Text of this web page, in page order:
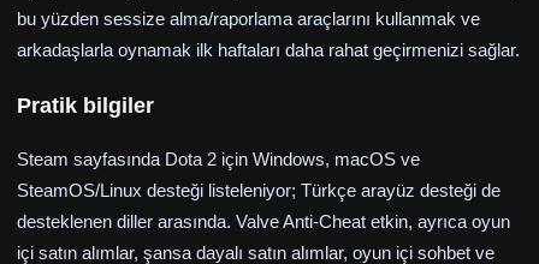
bu yüzden sessize alma/raporlama araçlarını kullanmak ve
arkadaşlarla oynamak ilk haftaları daha rahat geçirmenizi sağlar.
Pratik bilgiler
Steam sayfasında Dota 2 için Windows, macOS ve
SteamOS/Linux desteği listeleniyor; Türkçe arayüz desteği de
desteklenen diller arasında. Valve Anti-Cheat etkin, ayrıca oyun
içi satın alımlar, şansa dayalı satın alımlar, oyun içi sohbet ve